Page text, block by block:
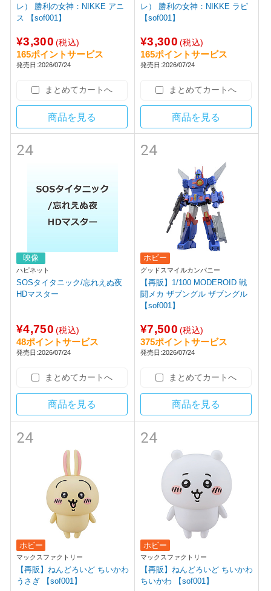
レ） 勝利の女神：NIKKE アニ
ス 【sof001】
¥3,300 (税込)
165ポイントサービス
発売日:2026/07/24
まとめてカートへ
商品を見る
レ） 勝利の女神：NIKKE ラピ
【sof001】
¥3,300 (税込)
165ポイントサービス
発売日:2026/07/24
まとめてカートへ
商品を見る
24
映像
ハピネット
SOSタイタニック/忘れえぬ夜
HDマスター
¥4,750 (税込)
48ポイントサービス
発売日:2026/07/24
まとめてカートへ
商品を見る
24
ホビー
グッドスマイルカンパニー
【再販】1/100 MODEROID 戦
闘メカ ザブングル ザブングル
【sof001】
¥7,500 (税込)
375ポイントサービス
発売日:2026/07/24
まとめてカートへ
商品を見る
24
ホビー
マックスファクトリー
【再販】ねんどろいど ちいかわ
うさぎ 【sof001】
24
ホビー
マックスファクトリー
【再販】ねんどろいど ちいかわ
ちいかわ 【sof001】